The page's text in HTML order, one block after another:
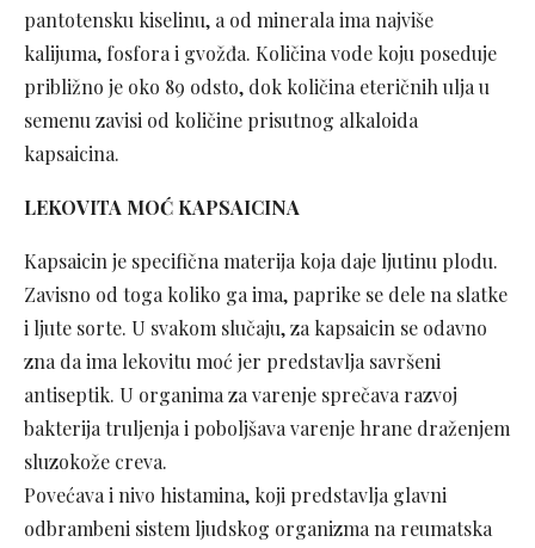
pantotensku kiselinu, a od minerala ima najviše
kalijuma, fosfora i gvožđa. Količina vode koju poseduje
približno je oko 89 odsto, dok količina eteričnih ulja u
semenu zavisi od količine prisutnog alkaloida
kapsaicina.
LEKOVITA MOĆ KAPSAICINA
Kapsaicin je specifična materija koja daje ljutinu plodu.
Zavisno od toga koliko ga ima, paprike se dele na slatke
i ljute sorte. U svakom slučaju, za kapsaicin se odavno
zna da ima lekovitu moć jer predstavlja savršeni
antiseptik. U organima za varenje sprečava razvoj
bakterija truljenja i poboljšava varenje hrane draženjem
sluzokože creva.
Povećava i nivo histamina, koji predstavlja glavni
odbrambeni sistem ljudskog organizma na reumatska